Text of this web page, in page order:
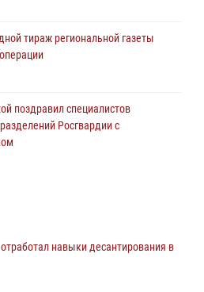
тираж региональной газеты
поздравил специалистов
Росгвардии с
дрон-разведчик ВСУ на южном
навыки десантирования в